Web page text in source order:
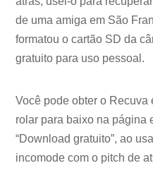
de uma amiga em São
formatou o cartão SD da
gratuito para uso pessoal.
Você pode obter o
rolar para baixo na página
“Download gratuito”, ao
incomode com o pitch de